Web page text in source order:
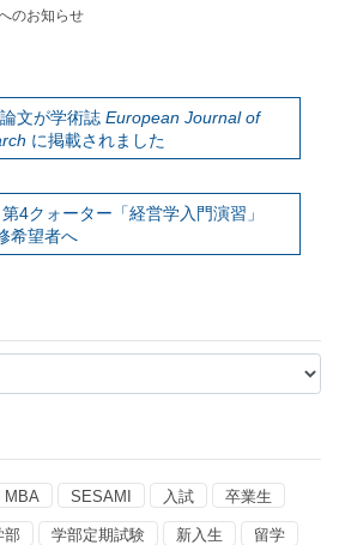
のお知らせ
文が学術誌 European Journal of
に掲載されました
4クォーター「経営学入門演習」
希望者へ
MBA SESAMI 入試 卒業生
部 学部定期試験 新入生 留学